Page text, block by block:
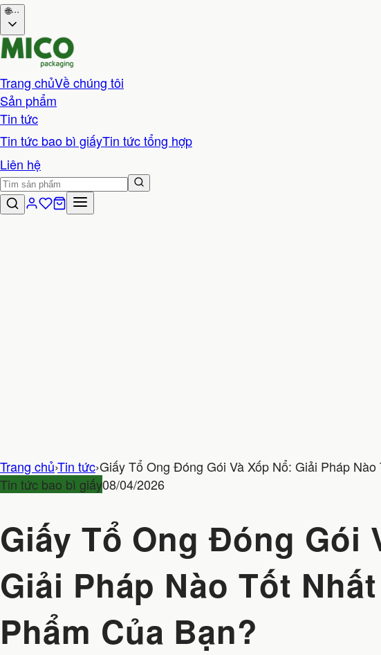
🌐···
Trang chủVề chúng tôi
Sản phẩm
Tin tức
Tin tức bao bì giấyTin tức tổng hợp
Liên hệ
Trang chủ›Tin tức›Giấy Tổ Ong Đóng Gói Và Xốp Nổ: Giải Pháp
Tin tức bao bì giấy08/04/2026
Giấy Tổ Ong Đóng Gói
Giải Pháp Nào Tốt
Phẩm Của Bạn?